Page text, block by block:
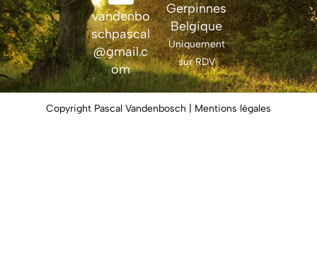
vandenbo
schpascal
@gmail.c
om
Gerpinnes
Belgique
Uniquement
sur RDV
Copyright Pascal Vandenbosch | Mentions légales